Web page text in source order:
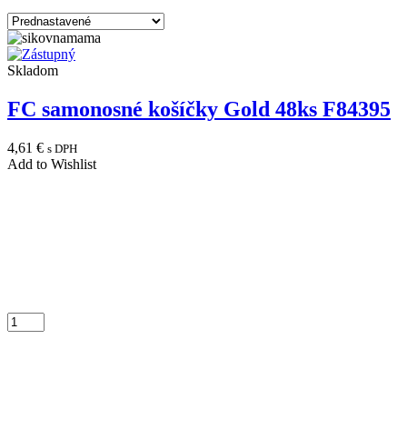
Skladom
FC samonosné košíčky Gold 48ks F84395
4,61 € s DPH
Add to Wishlist